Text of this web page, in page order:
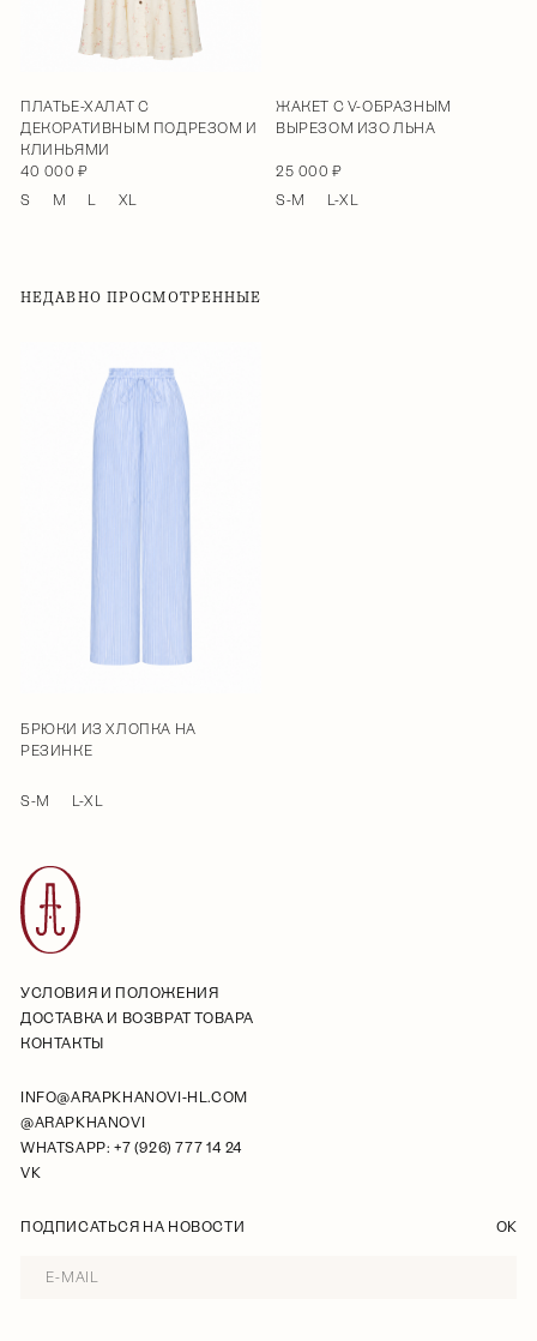
ПЛАТЬЕ-ХАЛАТ С
ДЕКОРАТИВНЫМ ПОДРЕЗОМ И
КЛИНЬЯМИ
40 000 ₽
S
M L XL
ЖАКЕТ С V-ОБРАЗНЫМ
ВЫРЕЗОМ ИЗО ЛЬНА
25 000 ₽
S-M
L-XL
НЕДАВНО ПРОСМОТРЕННЫЕ
БРЮКИ ИЗ ХЛОПКА НА
РЕЗИНКЕ
S-M L-XL
УСЛОВИЯ И ПОЛОЖЕНИЯ
ДОСТАВКА И ВОЗВРАТ ТОВАРА
КОНТАКТЫ
INFO@ARAPKHANOVI-HL.COM
@ARAPKHANOVI
WHATSAPP: +7 (926) 777 14 24
VK
ПОДПИСАТЬСЯ НА НОВОСТИ OK